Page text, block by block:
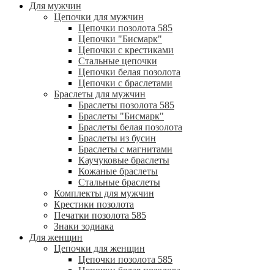
Для мужчин
Цепочки для мужчин
Цепочки позолота 585
Цепочки "Бисмарк"
Цепочки с крестиками
Стальные цепочки
Цепочки белая позолота
Цепочки с браслетами
Браслеты для мужчин
Браслеты позолота 585
Браслеты "Бисмарк"
Браслеты белая позолота
Браслеты из бусин
Браслеты с магнитами
Каучуковые браслеты
Кожаные браслеты
Стальные браслеты
Комплекты для мужчин
Крестики позолота
Печатки позолота 585
Знаки зодиака
Для женщин
Цепочки для женщин
Цепочки позолота 585